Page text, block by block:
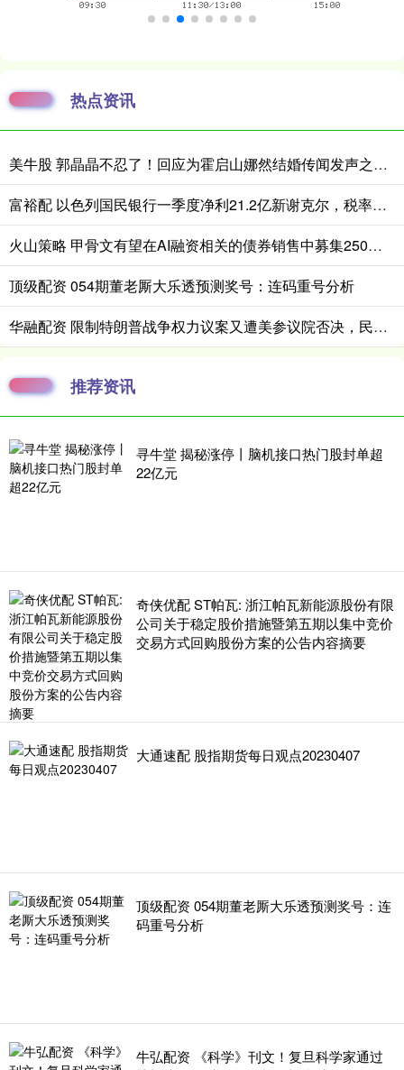
热点资讯
美牛股 郭晶晶不忍了！回应为霍启山娜然结婚传闻发声之事，我们都被骗了
富裕配 以色列国民银行一季度净利21.2亿新谢克尔，税率上升与降息拖累业绩
火山策略 甲骨文有望在AI融资相关的债券销售中募集250亿美元
顶级配资 054期董老厮大乐透预测奖号：连码重号分析
华融配资 限制特朗普战争权力议案又遭美参议院否决，民主党表示将“屡败屡战”
推荐资讯
寻牛堂 揭秘涨停丨脑机接口热门股封单超
22亿元
奇侠优配 ST帕瓦: 浙江帕瓦新能源股份有限
公司关于稳定股价措施暨第五期以集中竞价
交易方式回购股份方案的公告内容摘要
大通速配 股指期货每日观点20230407
顶级配资 054期董老厮大乐透预测奖号：连
码重号分析
牛弘配资 《科学》刊文！复旦科学家通过